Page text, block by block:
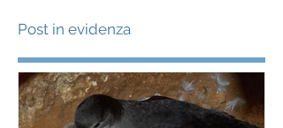
Post in evidenza